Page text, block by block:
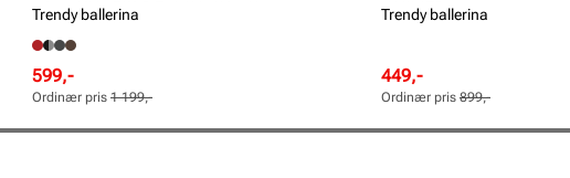
Trendy ballerina
Rabattert
pris
Pris
599,-
Ordinær
pris
Pris
Ordinær pris 1 199,-
Trendy ballerina
Rabattert
pris
Pris
449,-
Ordinær
pris
Pris
Ordinær pris 899,-